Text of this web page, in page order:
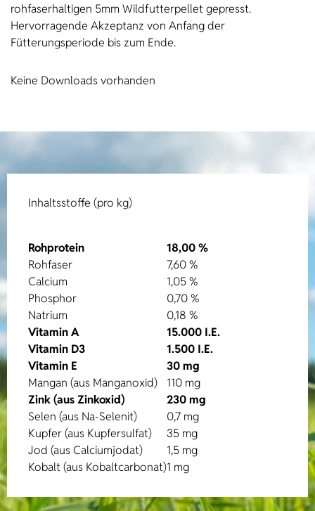
rohfaserhaltigen 5mm Wildfutterpellet gepresst.
Hervorragende Akzeptanz von Anfang der
Fütterungsperiode bis zum Ende.
Keine Downloads vorhanden
Inhaltsstoffe (pro kg)
Rohprotein
18,00 %
Rohfaser
7,60 %
Calcium
1,05 %
Phosphor
0,70 %
Natrium
0,18 %
Vitamin A
15.000 I.E.
Vitamin D3
1.500 I.E.
Vitamin E
30 mg
Mangan (aus Manganoxid)
110 mg
Zink (aus Zinkoxid)
230 mg
Selen (aus Na-Selenit)
0,7 mg
Kupfer (aus Kupfersulfat)
35 mg
Jod (aus Calciumjodat)
1,5 mg
Kobalt (aus Kobaltcarbonat)1 mg